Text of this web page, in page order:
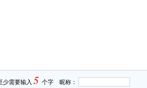
少需要输入5 个字 昵称：